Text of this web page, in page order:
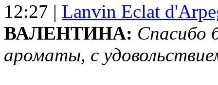
12:27 | Lanvin Eclat
ВАЛЕНТИНА: Спасибо
ароматы, с